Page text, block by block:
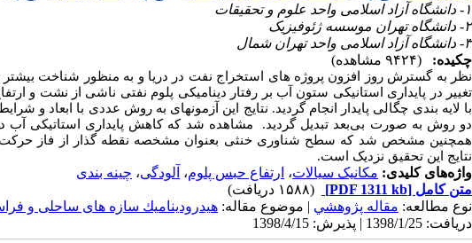
۱- دانشگاه آزاد اسلامی واحد علوم و تحقیقات
۲- دانشگاه تهران موسسه ژئوفیزیک
۳- دانشگاه آزاد اسلامی واحد تهران شمال
چکیده:
(۹۴۲۴ مشاهده)
نظر به گسترش روز افزون پروژه های استخراج نفت در دریا و به منظور شناخت بیشتر
تغییر در پایداری استانیکی ستون آب بر رفتار دینامیکی پلوم نفتی ناشی از نشت و
با لایه بندی چگالی پایدار انجام گردید. نتایج این آزمونهای به روش عددی با
دو روش به صورت بی‌بعد تبدیل گردید. مشاهده شد که کاهش پایداری استاتیکی آب
همچنین مشخص شد که سطح شناوری خنثی بعنوان مشخصه نقطه گذار از فاز حرکت
نتایج این تحقیق نزدیک است.
واژه‌های کلیدی: مکانیک سیالات، ارتفاع حبس پلوم، آلودگی، چینه بندی
متن کامل [PDF 1311 kb]
(۱۵۸۸ دریافت)
نوع مطالعه: مقاله پژوهشي | موضوع مقاله: هیدروديناميك سازه های ساحلی و
دریافت: 1398/1/25 | پذیرش: 1398/4/15